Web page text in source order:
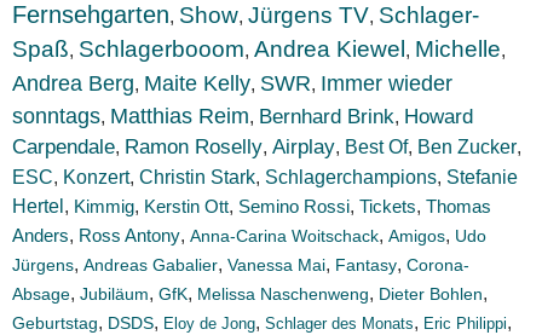
Fernsehgarten, Show, Jürgens TV, Schlager-
Spaß, Schlagerbooom, Andrea Kiewel , Michelle,
Andrea Berg, Maite Kelly, SWR, Immer wieder
sonntags, Matthias Reim, Bernhard Brink, Howard
Carpendale, Ramon Roselly, Airplay, Best Of, Ben Zucker,
ESC, Konzert, Christin Stark, Schlagerchampions, Stefanie
Hertel , Kimmig, Kerstin Ott, Semino Rossi, Tickets, Thomas
Anders, Ross Antony, Anna-Carina Woitschack, Amigos, Udo
Jürgens, Andreas Gabalier, Vanessa Mai, Fantasy, Corona-
Absage, Jubiläum, GfK, Melissa Naschenweng, Dieter Bohlen,
Geburtstag, DSDS, Eloy de Jong, Schlager des Monats, Eric Philippi,